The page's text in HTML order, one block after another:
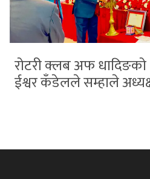
रोटरी क्लब अफ
ईश्वर कँडेलले सम्हाले